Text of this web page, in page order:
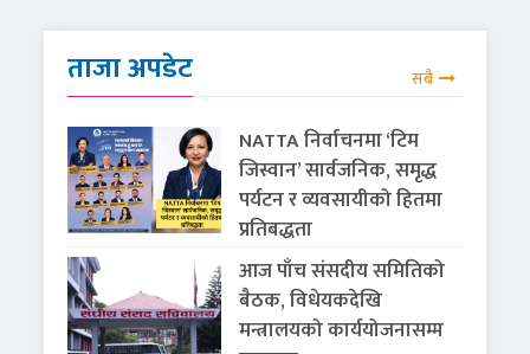
ताजा अपडेट सबै
NATTA निर्वाचनमा ‘टिम
जिस्वान’ सार्वजनिक, समृद्ध
पर्यटन र व्यवसायीको हितमा
प्रतिबद्धता
आज पाँच संसदीय समितिको
बैठक, विधेयकदेखि
मन्त्रालयको कार्ययोजनासम्म